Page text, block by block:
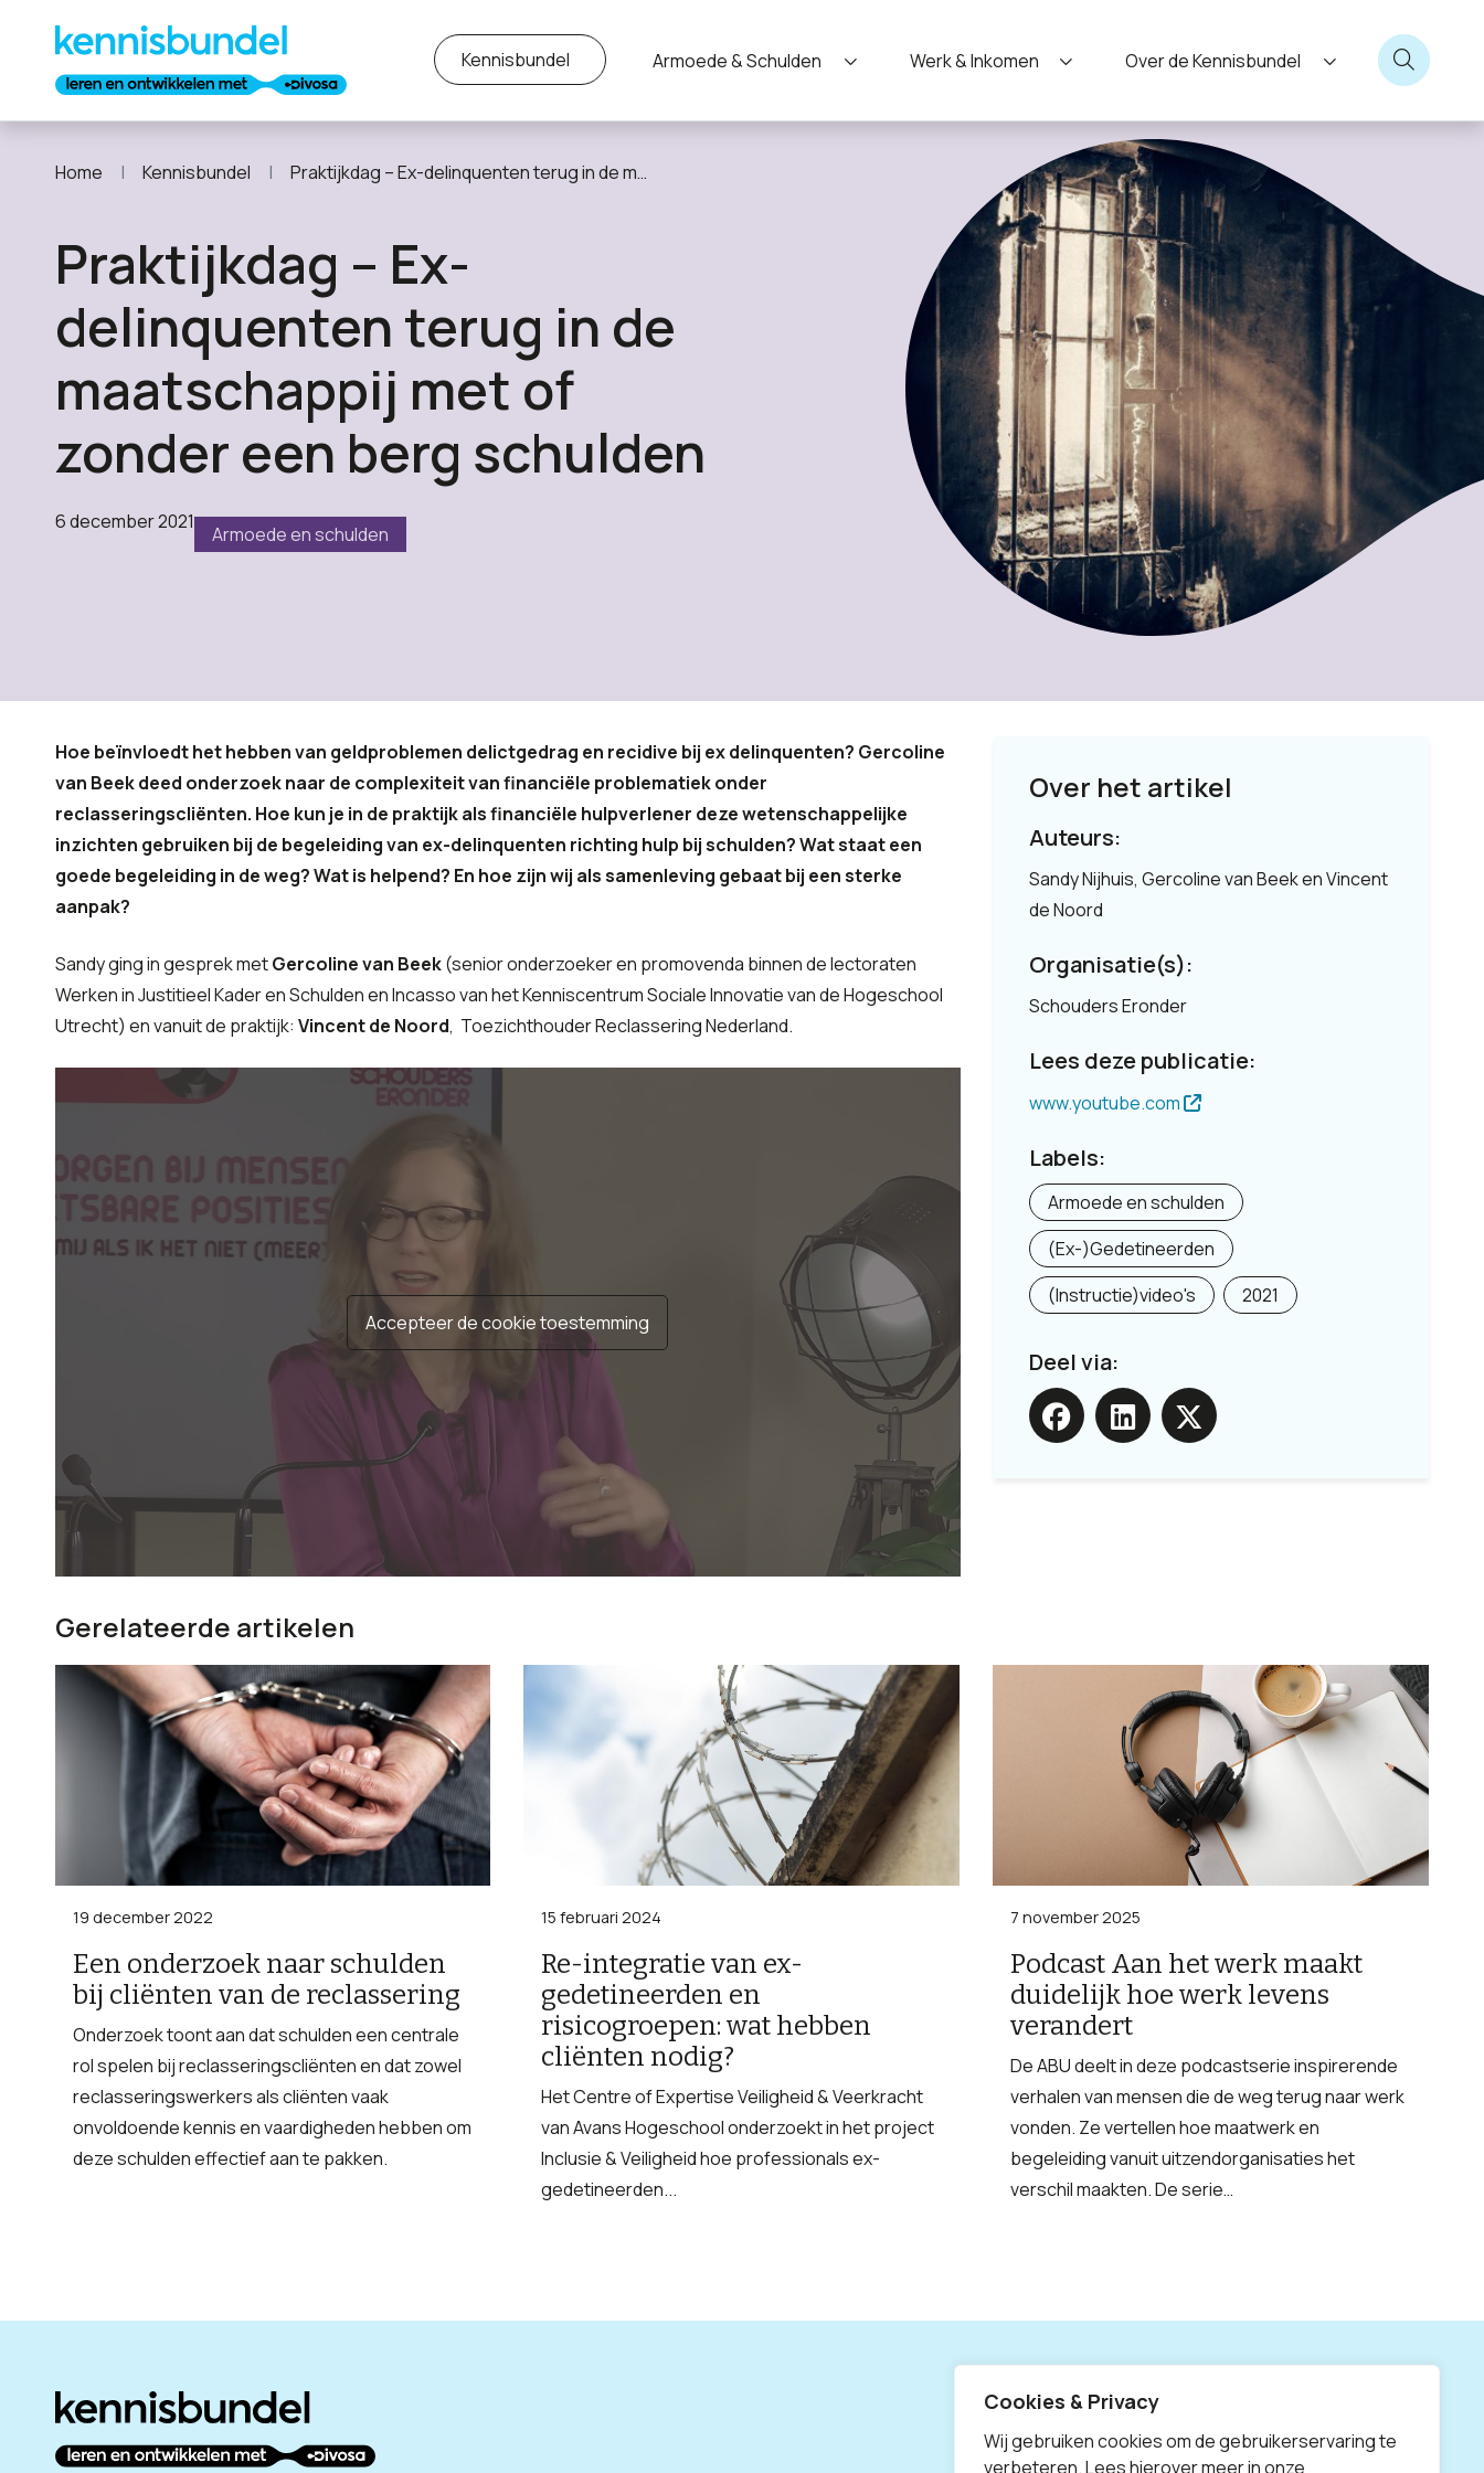
Cookies & Privacy
Wij gebruiken cookies om de gebruikerservaring te
verbeteren. Lees hierover meer in onze
Kennisbundel Armoede & Schulden Werk & Inkomen Over de Kennisbundel
Home Kennisbundel Praktijkdag – Ex-delinquenten terug in de maatschappij met of zonder een berg schulden
Praktijkdag – Ex-
delinquenten terug in de
maatschappij met of
zonder een berg schulden
6 december 2021
Armoede en schulden
Hoe beïnvloedt het hebben van geldproblemen delictgedrag en recidive bij ex delinquenten? Gercoline
van Beek deed onderzoek naar de complexiteit van financiële problematiek onder
reclasseringscliënten. Hoe kun je in de praktijk als financiële hulpverlener deze wetenschappelijke
inzichten gebruiken bij de begeleiding van ex-delinquenten richting hulp bij schulden? Wat staat een
goede begeleiding in de weg? Wat is helpend? En hoe zijn wij als samenleving gebaat bij een sterke
aanpak?
Sandy ging in gesprek metGercoline van Beek(senior onderzoeker en promovenda binnen de lectoraten
Werken in Justitieel Kader en Schulden en Incasso van het Kenniscentrum Sociale Innovatie van de Hogeschool
Utrecht) en vanuit de praktijk: Vincent de Noord, Toezichthouder Reclassering Nederland.
Accepteer de cookie toestemming
Over het artikel
Auteurs:
Sandy Nijhuis, Gercoline van Beek en Vincent
de Noord
Organisatie(s):
Schouders Eronder
Lees deze publicatie:
www.youtube.com
Labels:
Armoede en schulden
(Ex-)Gedetineerden
(Instructie)video's
2021
Deel via:
Gerelateerde artikelen
Een onderzoek naar schulden
bij cliënten van de reclassering
19 december 2022
Onderzoek toont aan dat schulden een centrale
rol spelen bij reclasseringscliënten en dat zowel
reclasseringswerkers als cliënten vaak
onvoldoende kennis en vaardigheden hebben om
deze schulden effectief aan te pakken.
Re-integratie van ex-
gedetineerden en
risicogroepen: wat hebben
cliënten nodig?
15 februari 2024
Het Centre of Expertise Veiligheid & Veerkracht
van Avans Hogeschool onderzoekt in het project
Inclusie & Veiligheid hoe professionals ex-
gedetineerden...
Podcast Aan het werk maakt
duidelijk hoe werk levens
verandert
7 november 2025
De ABU deelt in deze podcastserie inspirerende
verhalen van mensen die de weg terug naar werk
vonden. Ze vertellen hoe maatwerk en
begeleiding vanuit uitzendorganisaties het
verschil maakten. De serie…
X